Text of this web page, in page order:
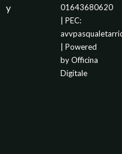
y
01643680620
| PEC:
| Powered
byOfficina
Digitale